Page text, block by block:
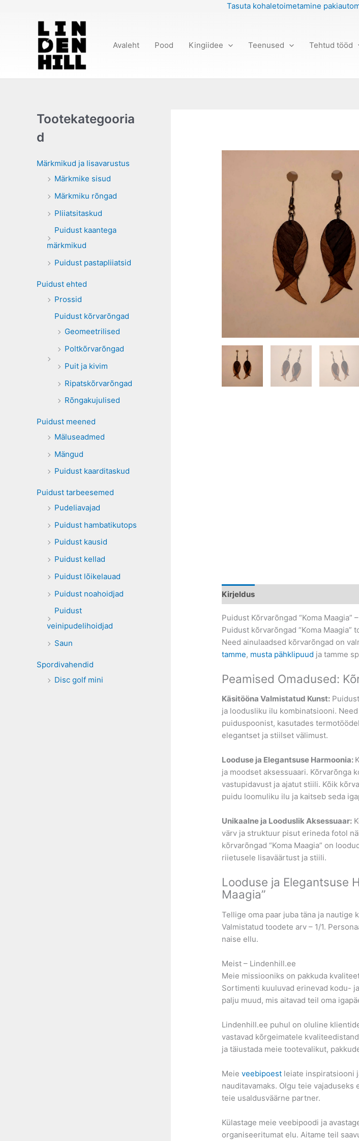
Tasuta kohaletoimetamine
Avaleht Pood Kingiidee Teenused Tehtud tööd
Tootekategooria
d
Märkmikud ja lisavarustus
Märkmike sisud
Märkmiku rõngad
Pliiatsitaskud
Puidust kaantega
märkmikud
Puidust pastapliiatsid
Puidust ehted
Prossid
Puidust kõrvarõngad
Geomeetrilised
Poltkõrvarõngad
Puit ja kivim
Ripatskõrvarõngad
Rõngakujulised
Puidust meened
Mäluseadmed
Mängud
Puidust kaarditaskud
Puidust tarbeesemed
Pudeliavajad
Puidust hambatikutops
Puidust kausid
Puidust kellad
Puidust lõikelauad
Puidust noahoidjad
Puidust
veinipudelihoidjad
Saun
Spordivahendid
Disc golf mini
Kirjeldus
Puidust Kõrvarõngad “Koma Maagia”
Puidust kõrvarõngad “Koma
Need ainulaadsed kõrvarõngad on
tamme, musta pähklipuud ja tamme
Peamised Omadused:
Käsitööna Valmistatud Kunst:
ja loodusliku ilu kombinatsiooni.
puiduspoonist, kasutades
elegantset ja stiilset välimust.
Looduse ja Elegantsuse Harmoonia:
ja moodset aksessuaari. Kõrvarõnga
vastupidavust ja ajatut stiili. Kõik
puidu loomuliku ilu ja kaitseb seda
Unikaalne ja Looduslik Aksessuaar:
värv ja struktuur pisut erineda fotol
kõrvarõngad “Koma Maagia” on
riietusele lisaväärtust ja stiili.
Looduse ja Elegantsuse
Maagia”
Tellige oma paar juba täna ja
Valmistatud toodete arv – 1/1.
naise ellu.
Meist – Lindenhill.ee
Meie missiooniks on pakkuda
Sortimenti kuuluvad erinevad kodu-
palju muud, mis aitavad teil oma
Lindenhill.ee puhul on oluline
vastavad kõrgeimatele
ja täiustada meie tootevalikut,
Meieveebipoest leiate inspiratsiooni
nauditavamaks. Olgu teie
teie usaldusväärne partner.
Külastage meie veebipoodi ja
organiseeritumat elu. Aitame teil